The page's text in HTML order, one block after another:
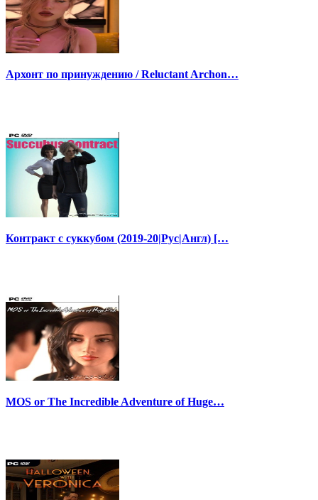
Архонт по принуждению / Reluctant Archon…
Контракт с суккубом (2019-20|Рус|Англ) […
MOS or The Incredible Adventure of Huge…